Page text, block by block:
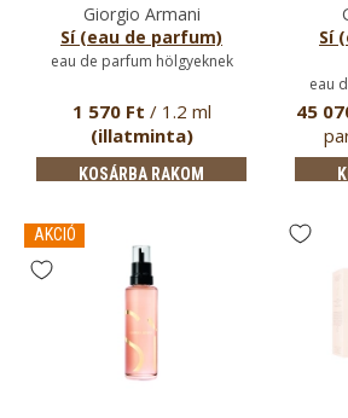
Giorgio Armani
Sí (eau de parfum)
eau de parfum hölgyeknek
1 570 Ft / 1.2 ml
(illatminta)
KOSÁRBA RAKOM
Sí
eau
45
AKCIÓ